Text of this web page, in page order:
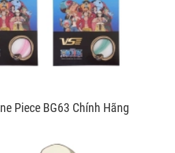
Piece BG63 Chính Hãng